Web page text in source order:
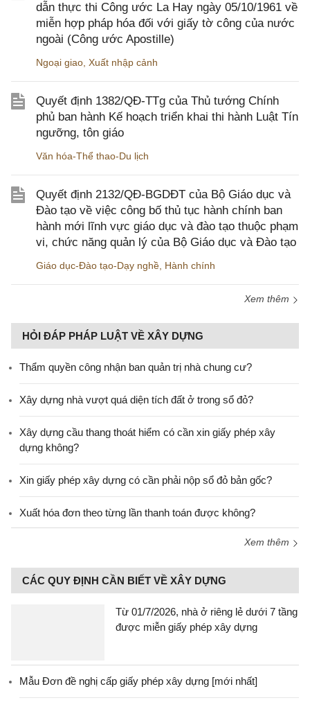
dẫn thực thi Công ước La Hay ngày 05/10/1961 về
miễn hợp pháp hóa đối với giấy tờ công của nước
ngoài (Công ước Apostille)
Ngoại giao, Xuất nhập cảnh
Quyết định 1382/QĐ-TTg của Thủ tướng Chính
phủ ban hành Kế hoạch triển khai thi hành Luật Tín
ngưỡng, tôn giáo
Văn hóa-Thể thao-Du lịch
Quyết định 2132/QĐ-BGDĐT của Bộ Giáo dục và
Đào tạo về việc công bố thủ tục hành chính ban
hành mới lĩnh vực giáo dục và đào tạo thuộc phạm
vi, chức năng quản lý của Bộ Giáo dục và Đào tạo
Giáo dục-Đào tạo-Dạy nghề, Hành chính
Xem thêm
HỎI ĐÁP PHÁP LUẬT VỀ XÂY DỰNG
Thẩm quyền công nhận ban quản trị nhà chung cư?
Xây dựng nhà vượt quá diện tích đất ở trong sổ đỏ?
Xây dựng cầu thang thoát hiểm có cần xin giấy phép xây
dựng không?
Xin giấy phép xây dựng có cần phải nộp sổ đỏ bản gốc?
Xuất hóa đơn theo từng lần thanh toán được không?
Xem thêm
CÁC QUY ĐỊNH CẦN BIẾT VỀ XÂY DỰNG
Từ 01/7/2026, nhà ở riêng lẻ dưới 7 tầng
được miễn giấy phép xây dựng
Mẫu Đơn đề nghị cấp giấy phép xây dựng [mới nhất]